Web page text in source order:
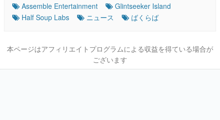
Assemble Entertainment
Glintseeker Island
Half Soup Labs
ニュース ばくらば
本ページはアフィリエイトプログラムによる収益を得ている場合が
ございます